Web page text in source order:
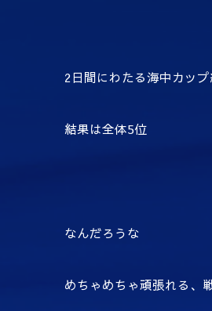
2日間にわたる海中カップ
結果は全体5位
なんだろうな
めちゃめちゃ頑張れる、